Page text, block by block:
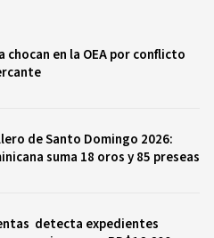
chocan en la OEA por conflicto
de Santo Domingo 2026:
suma 18 oros y 85 preseas
detecta expedientes